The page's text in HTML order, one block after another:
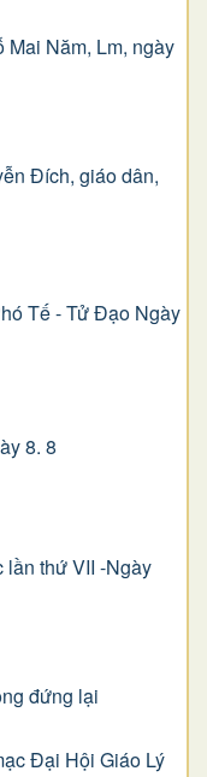
Năm, Lm, ngày
Ðích, giáo dân,
Tế - Tử Đạo Ngày
8. 8
thứ VII -Ngày
đứng lại
Đại Hội Giáo Lý